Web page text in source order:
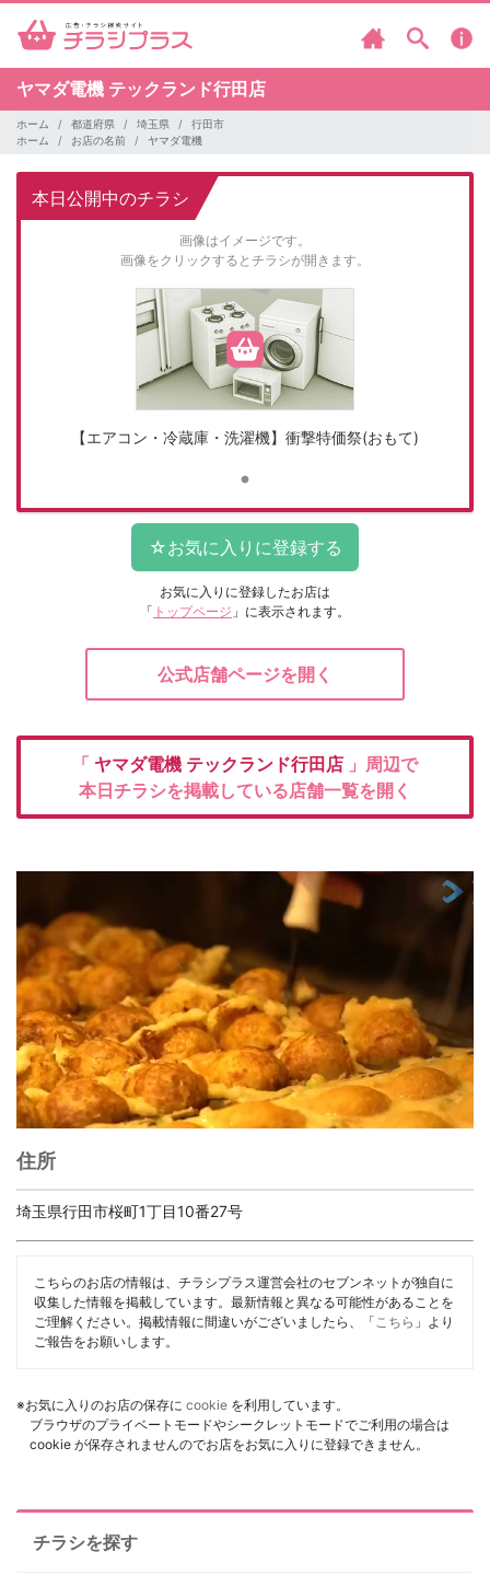
ヤマダ電機 テックランド行田店
ホーム 都道府県 埼玉県
行田市
ホーム
お店の名前 ヤマダ電機
本日公開中のチラシ
画像はイメージです。
画像をクリックするとチラシが開きます。
【エアコン・冷蔵庫・洗濯機】衝撃特価祭(おもて)
お気に入りに登録したお店は
「 トップページ 」に表示されます。
公式店舗ページを開く
「 ヤマダ電機 テックランド行田店 」周辺で
本日チラシを掲載している店舗一覧を開く
住所
埼玉県行田市桜町1丁目10番27号
こちらのお店の情報は、チラシプラス運営会社のセブンネットが独自に
収集した情報を掲載しています。最新情報と異なる可能性があることを
ご理解ください。掲載情報に間違いがございましたら、「 こちら 」より
ご報告をお願いします。
※お気に入りのお店の保存に cookie を利用しています。
ブラウザのプライベートモードやシークレットモードでご利用の場合は
cookie が保存されませんのでお店をお気に入りに登録できません。
チラシを探す